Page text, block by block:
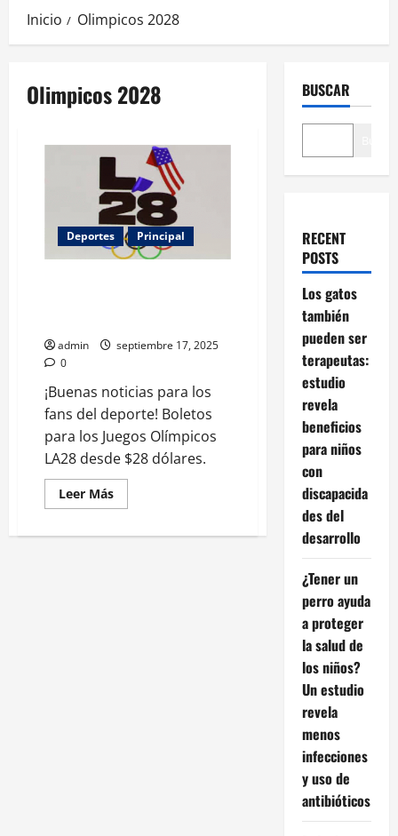
Inicio Olimpicos 2028
Olimpicos 2028
Deportes Principal
admin
septiembre 17, 2025
0
¡Buenas noticias para los
fans del deporte! Boletos
para los Juegos Olímpicos
LA28 desde $28 dólares.
Leer MásLeer
más
¡A
BUSCAR
RECENT
POSTS
Los gatos
también
pueden ser
terapeutas:
estudio
revela
beneficios
para niños
con
discapacida
des del
desarrollo
¿Tener un
perro ayuda
a proteger
la salud de
los niños?
Un estudio
revela
menos
infecciones
y uso de
antibióticos